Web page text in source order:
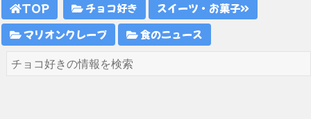
TOP チョコ好き
スイーツ・お菓子
マリオンクレープ
食のニュース